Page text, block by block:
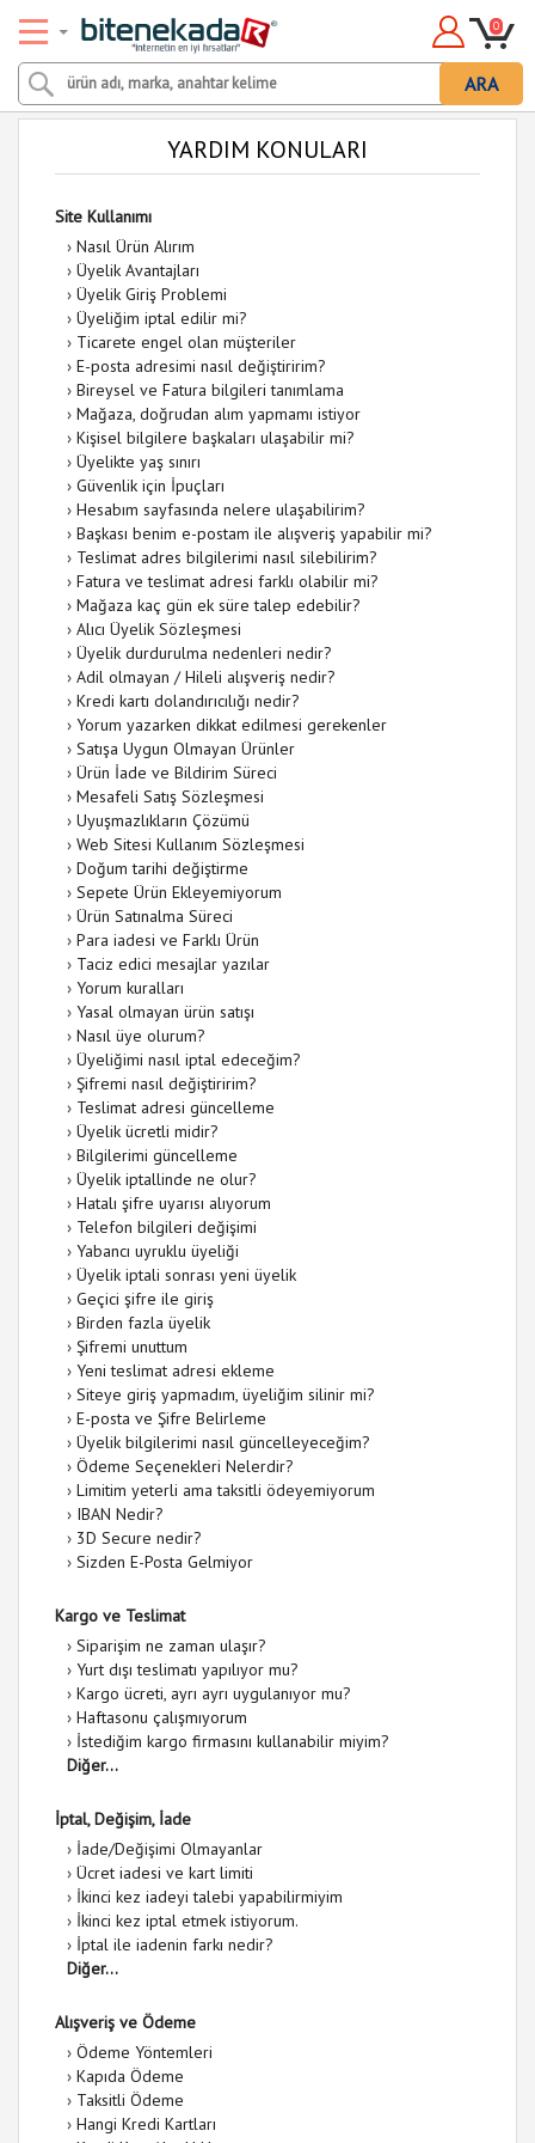
ARA
0
YARDIM KONULARI
Site Kullanımı
› Nasıl Ürün Alırım
› Üyelik Avantajları
› Üyelik Giriş Problemi
› Üyeliğim iptal edilir mi?
› Ticarete engel olan müşteriler
› E-posta adresimi nasıl değiştiririm?
› Bireysel ve Fatura bilgileri tanımlama
› Mağaza, doğrudan alım yapmamı istiyor
› Kişisel bilgilere başkaları ulaşabilir mi?
› Üyelikte yaş sınırı
› Güvenlik için İpuçları
› Hesabım sayfasında nelere ulaşabilirim?
› Başkası benim e-postam ile alışveriş yapabilir mi?
› Teslimat adres bilgilerimi nasıl silebilirim?
› Fatura ve teslimat adresi farklı olabilir mi?
› Mağaza kaç gün ek süre talep edebilir?
› Alıcı Üyelik Sözleşmesi
› Üyelik durdurulma nedenleri nedir?
› Adil olmayan / Hileli alışveriş nedir?
› Kredi kartı dolandırıcılığı nedir?
› Yorum yazarken dikkat edilmesi gerekenler
› Satışa Uygun Olmayan Ürünler
› Ürün İade ve Bildirim Süreci
› Mesafeli Satış Sözleşmesi
› Uyuşmazlıkların Çözümü
› Web Sitesi Kullanım Sözleşmesi
› Doğum tarihi değiştirme
› Sepete Ürün Ekleyemiyorum
› Ürün Satınalma Süreci
› Para iadesi ve Farklı Ürün
› Taciz edici mesajlar yazılar
› Yorum kuralları
› Yasal olmayan ürün satışı
› Nasıl üye olurum?
› Üyeliğimi nasıl iptal edeceğim?
› Şifremi nasıl değiştiririm?
› Teslimat adresi güncelleme
› Üyelik ücretli midir?
› Bilgilerimi güncelleme
› Üyelik iptallinde ne olur?
› Hatalı şifre uyarısı alıyorum
› Telefon bilgileri değişimi
› Yabancı uyruklu üyeliği
› Üyelik iptali sonrası yeni üyelik
› Geçici şifre ile giriş
› Birden fazla üyelik
› Şifremi unuttum
› Yeni teslimat adresi ekleme
› Siteye giriş yapmadım, üyeliğim silinir mi?
› E-posta ve Şifre Belirleme
› Üyelik bilgilerimi nasıl güncelleyeceğim?
› Ödeme Seçenekleri Nelerdir?
› Limitim yeterli ama taksitli ödeyemiyorum
› IBAN Nedir?
› 3D Secure nedir?
› Sizden E-Posta Gelmiyor
Kargo ve Teslimat
› Siparişim ne zaman ulaşır?
› Yurt dışı teslimatı yapılıyor mu?
› Kargo ücreti, ayrı ayrı uygulanıyor mu?
› Haftasonu çalışmıyorum
› İstediğim kargo firmasını kullanabilir miyim?
Diğer...
İptal, Değişim, İade
› İade/Değişimi Olmayanlar
› Ücret iadesi ve kart limiti
› İkinci kez iadeyi talebi yapabilirmiyim
› İkinci kez iptal etmek istiyorum.
› İptal ile iadenin farkı nedir?
Diğer...
Alışveriş ve Ödeme
› Ödeme Yöntemleri
› Kapıda Ödeme
› Taksitli Ödeme
› Hangi Kredi Kartları